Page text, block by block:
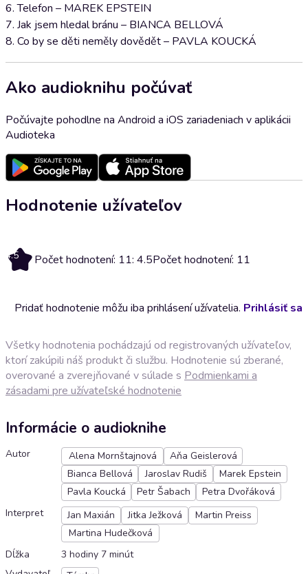
6. Telefon – MAREK EPSTEIN
7. Jak jsem hledal bránu – BIANCA BELLOVÁ
8. Co by se děti neměly dovědět – PAVLA KOUCKÁ
Ako audioknihu počúvať
Počúvajte pohodlne na Android a iOS zariadeniach v aplikácii
Audioteka
Hodnotenie užívateľov
4.5 Počet hodnotení: 11: 4.5Počet hodnotení: 11
Pridať hodnotenie môžu iba prihlásení užívatelia. Prihlásiť sa
Všetky hodnotenia pochádzajú od registrovaných užívateľov,
ktorí zakúpili náš produkt či službu. Hodnotenie sú zberané,
overované a zverejňované v súlade s Podmienkami a
zásadami pre užívateľské hodnotenie
Informácie o audioknihe
Autor Alena Mornštajnová
Aňa Geislerová
Bianca Bellová
Jaroslav Rudiš
Marek Epstein
Pavla Koucká
Petr Šabach
Petra Dvořáková
Interpret
Jan Maxián Jitka Ježková
Martin Preiss
Martina Hudečková
Dĺžka
3 hodiny 7 minút